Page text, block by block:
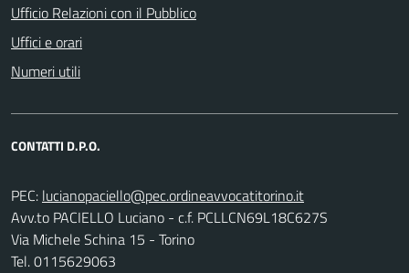
Ufficio Relazioni con il Pubblico
Uffici e orari
Numeri utili
CONTATTI D.P.O.
PEC:
Avv.to PACIELLO Luciano - c.f. PCLLCN69L18C627S
Via Michele Schina 15 - Torino
Tel. 0115629063